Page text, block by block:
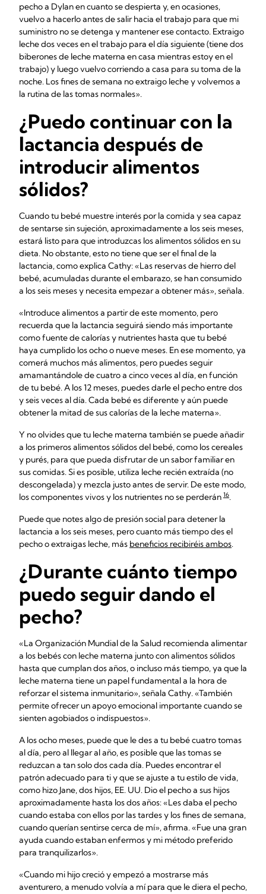
pecho a Dylan en cuanto se despierta y, en ocasiones,
vuelvo a hacerlo antes de salir hacia el trabajo para que mi
suministro no se detenga y mantener ese contacto. Extraigo
leche dos veces en el trabajo para el día siguiente (tiene dos
biberones de leche materna en casa mientras estoy en el
trabajo) y luego vuelvo corriendo a casa para su toma de la
noche. Los fines de semana no extraigo leche y volvemos a
la rutina de las tomas normales».
¿Puedo continuar con la
lactancia después de
introducir alimentos
sólidos?
Cuando tu bebé muestre interés por la comida y sea capaz
de sentarse sin sujeción, aproximadamente a los seis meses,
estará listo para que introduzcas los alimentos sólidos en su
dieta. No obstante, esto no tiene que ser el final de la
lactancia, como explica Cathy: «Las reservas de hierro del
bebé, acumuladas durante el embarazo, se han consumido
a los seis meses y necesita empezar a obtener más», señala.
«Introduce alimentos a partir de este momento, pero
recuerda que la lactancia seguirá siendo más importante
como fuente de calorías y nutrientes hasta que tu bebé
haya cumplido los ocho o nueve meses. En ese momento, ya
comerá muchos más alimentos, pero puedes seguir
amamantándole de cuatro a cinco veces al día, en función
de tu bebé. A los 12 meses, puedes darle el pecho entre dos
y seis veces al día. Cada bebé es diferente y aún puede
obtener la mitad de sus calorías de la leche materna».
Y no olvides que tu leche materna también se puede añadir
a los primeros alimentos sólidos del bebé, como los cereales
y purés, para que pueda disfrutar de un sabor familiar en
sus comidas. Si es posible, utiliza leche recién extraída (no
descongelada) y mezcla justo antes de servir. De este modo,
los componentes vivos y los nutrientes no se perderán 16.
Puede que notes algo de presión social para detener la
lactancia a los seis meses, pero cuanto más tiempo des el
pecho o extraigas leche, más beneficios recibiréis ambos.
¿Durante cuánto tiempo
puedo seguir dando el
pecho?
«La Organización Mundial de la Salud recomienda alimentar
a los bebés con leche materna junto con alimentos sólidos
hasta que cumplan dos años, o incluso más tiempo, ya que la
leche materna tiene un papel fundamental a la hora de
reforzar el sistema inmunitario», señala Cathy. «También
permite ofrecer un apoyo emocional importante cuando se
sienten agobiados o indispuestos».
A los ocho meses, puede que le des a tu bebé cuatro tomas
al día, pero al llegar al año, es posible que las tomas se
reduzcan a tan solo dos cada día. Puedes encontrar el
patrón adecuado para ti y que se ajuste a tu estilo de vida,
como hizo Jane, dos hijos, EE. UU. Dio el pecho a sus hijos
aproximadamente hasta los dos años: «Les daba el pecho
cuando estaba con ellos por las tardes y los fines de semana,
cuando querían sentirse cerca de mí», afirma. «Fue una gran
ayuda cuando estaban enfermos y mi método preferido
para tranquilizarlos».
«Cuando mi hijo creció y empezó a mostrarse más
aventurero, a menudo volvía a mí para que le diera el pecho,